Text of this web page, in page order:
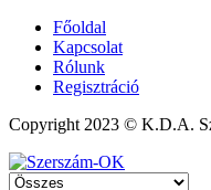
Főoldal
Kapcsolat
Rólunk
Regisztráció
Copyright 2023 © K.D.A.